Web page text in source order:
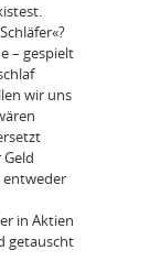
– gespielt
wir uns
entweder
in Aktien
getauscht